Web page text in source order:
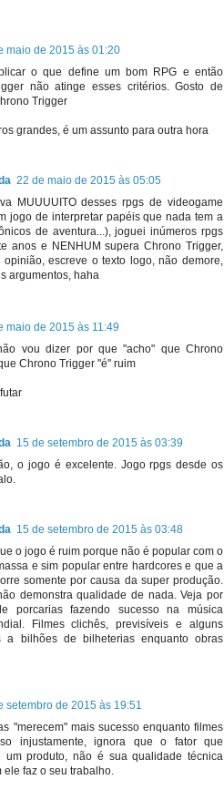
maio de 2015 às 01:20
o que define um bom RPG e então
não atinge esses critérios. Gosto de
Trigger
grandes, é um assunto para outra hora
22 de maio de 2015 às 05:05
MUUUUITO desses rpgs de videogame
jogo de interpretar papéis que nada tem a
de aventura...), joguei inúmeros rpgs
anos e NENHUM supera Chrono Trigger,
escreve o texto logo, não demore,
argumentos, haha
maio de 2015 às 11:49
vou dizer por que "acho" que Chrono
Chrono Trigger "é" ruim
15 de setembro de 2015 às 03:39
o jogo é excelente. Jogo rpgs desde os
15 de setembro de 2015 às 03:48
o jogo é ruim porque não é popular com o
e sim popular entre hardcores e que a
somente por causa da super produção.
demonstra qualidade de nada. Veja por
porcarias fazendo sucesso na música
Filmes clichês, previsíveis e alguns
a bilhões de bilheterias enquanto obras
setembro de 2015 às 19:51
"merecem" mais sucesso enquanto filmes
injustamente, ignora que o fator que
um produto, não é sua qualidade técnica
ele faz o seu trabalho.